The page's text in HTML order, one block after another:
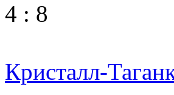
4 : 8
Кристалл-